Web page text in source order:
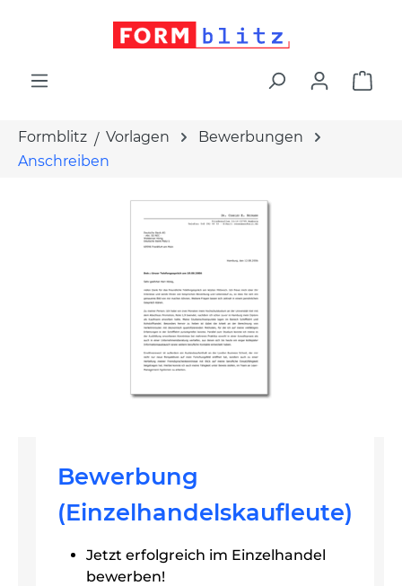
Formblitz Vorlagen
Bewerbungen
Anschreiben
Bewerbung
(Einzelhandelskaufleute)
Jetzt erfolgreich im Einzelhandel
bewerben!